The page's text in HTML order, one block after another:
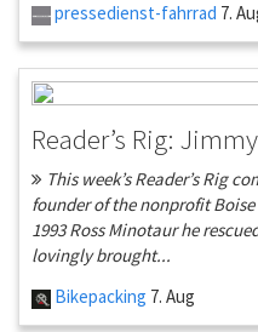
pressedienst-fahrrad 7.
Reader’s Rig:
This week’s Reader’s Rig
founder of the nonprofit
1993 Ross Minotaur he
lovingly brought...
Bikepacking 7. Aug